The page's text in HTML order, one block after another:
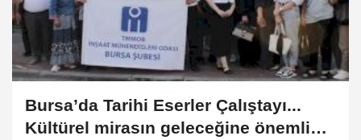
Bursa’da Tarihi Eserler Çalıştayı...
Kültürel mirasın geleceğine önemli